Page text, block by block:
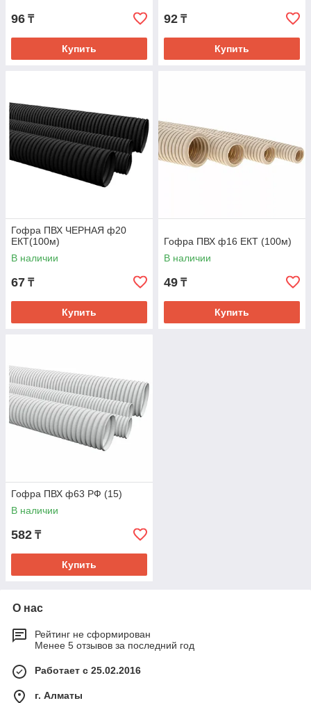
96 ₸
Купить
92 ₸
Купить
Гофра ПВХ ЧЕРНАЯ ф20
ЕКТ(100м)
В наличии
67 ₸
Купить
Гофра ПВХ ф16 ЕКТ (100м)
В наличии
49 ₸
Купить
Гофра ПВХ ф63 РФ (15)
В наличии
582 ₸
Купить
О нас
Рейтинг не сформирован
Менее 5 отзывов за последний год
Работает с 25.02.2016
г. Алматы